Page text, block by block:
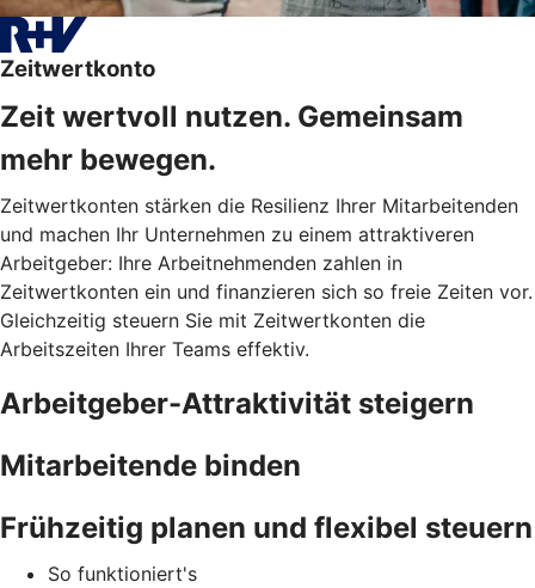
Zeitwertkonto
Zeit wertvoll nutzen. Gemeinsam
mehr bewegen.
Zeitwertkonten stärken die Resilienz Ihrer Mitarbeitenden
und machen Ihr Unternehmen zu einem attraktiveren
Arbeitgeber: Ihre Arbeitnehmenden zahlen in
Zeitwertkonten ein und finanzieren sich so freie Zeiten vor.
Gleichzeitig steuern Sie mit Zeitwertkonten die
Arbeitszeiten Ihrer Teams effektiv.
Arbeitgeber-Attraktivität steigern
Mitarbeitende binden
Frühzeitig planen und flexibel steuern
So funktioniert's